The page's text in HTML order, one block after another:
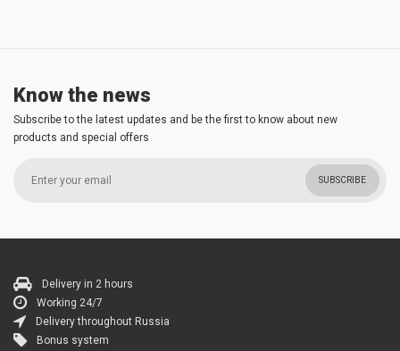
Know the news
Subscribe to the latest updates and be the first to know about new
products and special offers
SUBSCRIBE
Delivery in 2 hours
Working 24/7
Delivery throughout Russia
Bonus system